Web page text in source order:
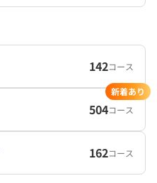
142コース
504コース
新着あり
162コース